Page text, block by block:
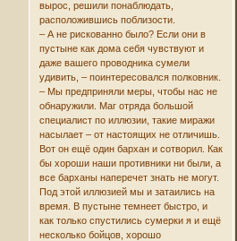
вырос, решили понаблюдать,
расположившись поблизости.
– А не рискованно было? Если они в
пустыне как дома себя чувствуют и
даже вашего проводника сумели
удивить, – поинтересовался полковник.
– Мы предприняли меры, чтобы нас не
обнаружили. Маг отряда большой
специалист по иллюзии, такие миражи
насылает – от настоящих не отличишь.
Вот он ещё один бархан и сотворил. Как
бы хороши наши противники ни были, а
все барханы наперечет знать не могут.
Под этой иллюзией мы и затаились на
время. В пустыне темнеет быстро, и
как только спустились сумерки я и ещё
несколько бойцов, хорошо